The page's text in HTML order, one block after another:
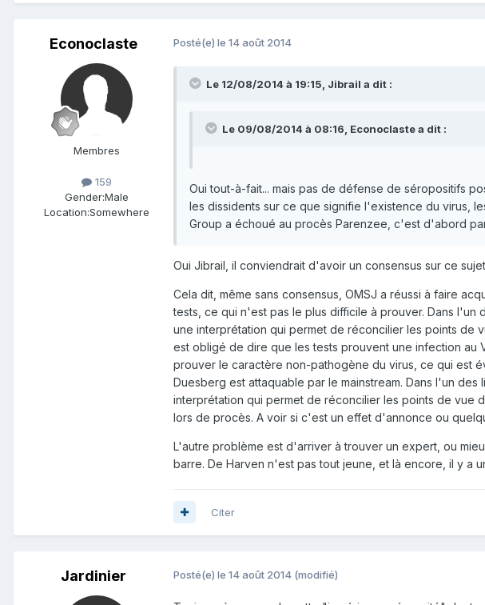
Econoclaste
Membres
159
Gender:Male
Location:Somewhere
Posté(e) le 14 août 2014
Le 12/08/2014 à 19:15, Jibrail a dit :
Le 09/08/2014 à 08:16, Econoclaste a dit :
Oui tout-à-fait... mais pas de défense de séropositifs
les dissidents sur ce que signifie l'existence du virus,
Group a échoué au procès Parenzee, c'est d'abord
Oui Jibrail, il conviendrait d'avoir un consensus sur ce
Cela dit, même sans consensus, OMSJ a réussi à faire
tests, ce qui n'est pas le plus difficile à prouver. Dans
une interprétation qui permet de réconcilier les points de
est obligé de dire que les tests prouvent une infection au
prouver le caractère non-pathogène du virus, ce qui est
Duesberg est attaquable par le mainstream. Dans l'un
interprétation qui permet de réconcilier les points de vue
lors de procès. A voir si c'est un effet d'annonce ou
L'autre problème est d'arriver à trouver un expert, ou
barre. De Harven n'est pas tout jeune, et là encore, il y a
Citer
Jardinier Posté(e) le 14 août 2014 (modifié)